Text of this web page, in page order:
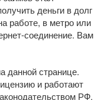
деньги в долг
работе, в метро или
соединение. Вам
данной странице.
и работают
РФ.